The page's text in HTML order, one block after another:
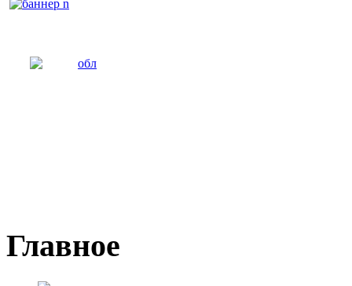
Главное